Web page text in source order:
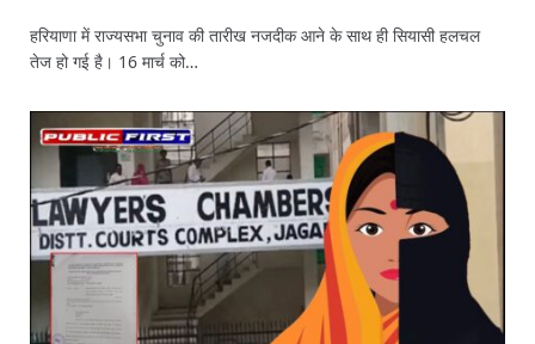
हरियाणा में राज्यसभा चुनाव की तारीख नजदीक आने के साथ ही सियासी हलचल
तेज हो गई है। 16 मार्च को…